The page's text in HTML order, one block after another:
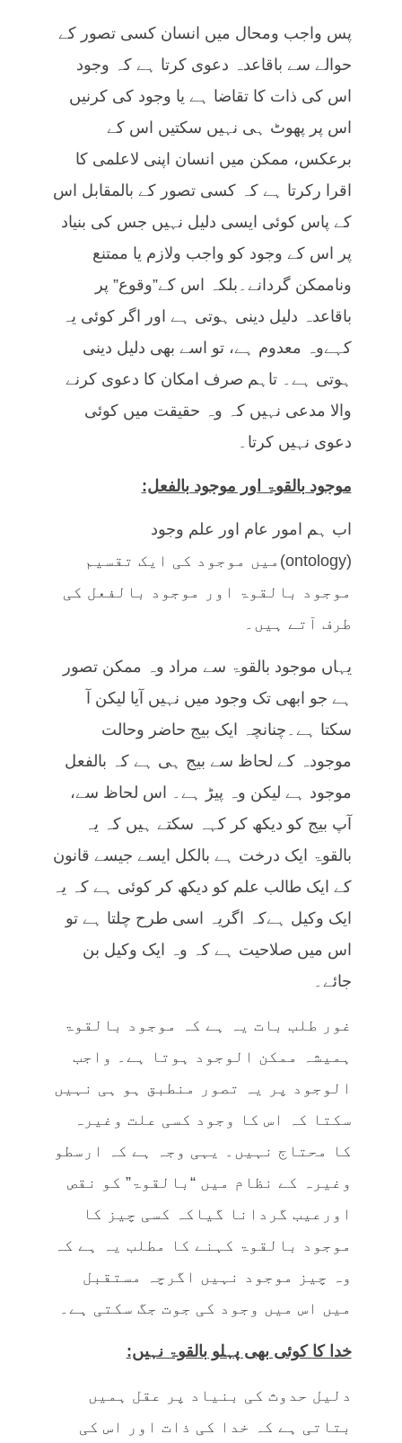
پس واجب ومحال میں انسان کسی تصور کے
حوالے سے باقاعدہ دعوی کرتا ہے کہ وجود
اس کی ذات کا تقاضا ہے یا وجود کی کرنیں
اس پر پھوٹ ہی نہیں سکتیں اس کے
برعکس، ممکن میں انسان اپنی لاعلمی کا
اقرا رکرتا ہے کہ کسی تصور کے بالمقابل اس
کے پاس کوئی ایسی دلیل نہیں جس کی بنیاد
پر اس کے وجود کو واجب ولازم یا ممتنع
وناممکن گردانے۔بلکہ اس کے”وقوع” پر
باقاعدہ دلیل دینی ہوتی ہے اور اگر کوئی یہ
کہےوہ معدوم ہے، تو اسے بھی دلیل دینی
ہوتی ہے۔ تاہم صرف امکان کا دعوی کرنے
والا مدعی نہیں کہ وہ حقیقت میں کوئی
دعوی نہیں کرتا۔
موجود بالقوۃ اور موجود بالفعل:
اب ہم امور عام اور علم وجود
(ontology)میں موجود کی ایک تقسیم
موجود بالقوۃ اور موجود بالفعل کی
طرف آتے ہیں۔
یہاں موجود بالقوۃ سے مراد وہ ممکن تصور
ہے جو ابھی تک وجود میں نہیں آیا لیکن آ
سکتا ہے۔چنانچہ ایک بیج حاضر وحالت
موجودہ کے لحاظ سے بیج ہی ہے کہ بالفعل
موجود ہے لیکن وہ پیڑ ہے۔ اس لحاظ سے،
آپ بیج کو دیکھ کر کہہ سکتے ہیں کہ یہ
بالقوۃ ایک درخت ہے بالکل ایسے جیسے قانون
کے ایک طالب علم کو دیکھ کر کوئی ہے کہ یہ
ایک وکیل ہےکہ اگریہ اسی طرح چلتا ہے تو
اس میں صلاحیت ہے کہ وہ ایک وکیل بن
جائے۔
غور طلب بات یہ ہے کہ موجود بالقوۃ
ہمیشہ ممکن الوجود ہوتا ہے۔ واجب
الوجود پر یہ تصور منطبق ہو ہی نہیں
سکتا کہ اس کا وجود کسی علت وغیرہ
کا محتاج نہیں۔ یہی وجہ ہے کہ ارسطو
وغیرہ کے نظام میں “بالقوۃ” کو نقص
اورعیب گردانا گیاکہ کسی چیز کا
موجود بالقوۃ کہنے کا مطلب یہ ہے کہ
وہ چیز موجود نہیں اگرچہ مستقبل
میں اس میں وجود کی جوت جگ سکتی ہے۔
خدا کا کوئی بھی پہلو بالقوۃ نہیں:
دلیل حدوث کی بنیاد پر عقل ہمیں
بتاتی ہے کہ خدا کی ذات اور اس کی